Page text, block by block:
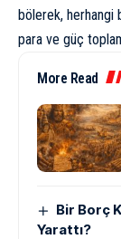
bölerek, herhangi
para ve güç
More Read
Bir Borç
Yarattı?